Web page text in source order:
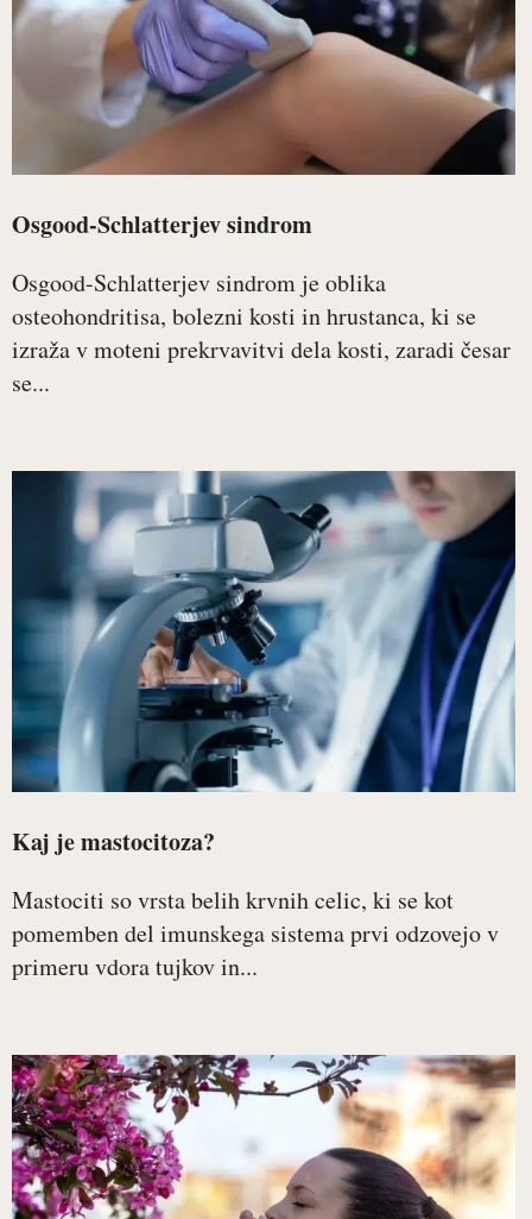
Osgood-Schlatterjev sindrom
Osgood-Schlatterjev sindrom je oblika
osteohondritisa, bolezni kosti in hrustanca, ki se
izraža v moteni prekrvavitvi dela kosti, zaradi česar
se...
Kaj je mastocitoza?
Mastociti so vrsta belih krvnih celic, ki se kot
pomemben del imunskega sistema prvi odzovejo v
primeru vdora tujkov in...